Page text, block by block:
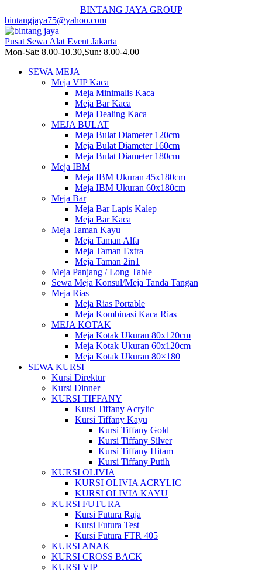
BINTANG JAYA GROUP
bintangjaya75@yahoo.com
Pusat Sewa Alat Event Jakarta
Mon-Sat: 8.00-10.30,Sun: 8.00-4.00
SEWA MEJA
Meja VIP Kaca
Meja Minimalis Kaca
Meja Bar Kaca
Meja Dealing Kaca
MEJA BULAT
Meja Bulat Diameter 120cm
Meja Bulat Diameter 160cm
Meja Bulat Diameter 180cm
Meja IBM
Meja IBM Ukuran 45x180cm
Meja IBM Ukuran 60x180cm
Meja Bar
Meja Bar Lapis Kalep
Meja Bar Kaca
Meja Taman Kayu
Meja Taman Alfa
Meja Taman Extra
Meja Taman 2in1
Meja Panjang / Long Table
Sewa Meja Konsul/Meja Tanda Tangan
Meja Rias
Meja Rias Portable
Meja Kombinasi Kaca Rias
MEJA KOTAK
Meja Kotak Ukuran 80x120cm
Meja Kotak Ukuran 60x120cm
Meja Kotak Ukuran 80×180
SEWA KURSI
Kursi Direktur
Kursi Dinner
KURSI TIFFANY
Kursi Tiffany Acrylic
Kursi Tiffany Kayu
Kursi Tiffany Gold
Kursi Tiffany Silver
Kursi Tiffany Hitam
Kursi Tiffany Putih
KURSI OLIVIA
KURSI OLIVIA ACRYLIC
KURSI OLIVIA KAYU
KURSI FUTURA
Kursi Futura Raja
Kursi Futura Test
Kursi Futura FTR 405
KURSI ANAK
KURSI CROSS BACK
KURSI VIP